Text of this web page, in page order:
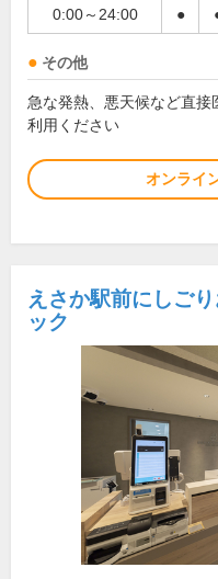
0:00～24:00 ●
その他
急な発熱、悪天候など直
利用ください
オンライ
えさか駅前にしご
ック